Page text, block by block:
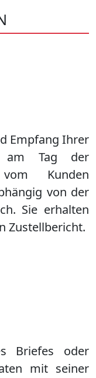
Briefes oder
mit seiner
Empfang Ihrer
am Tag der
Kunden
von der
Sie erhalten
Zustellbericht.